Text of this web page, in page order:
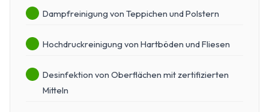
Dampfreinigung von Teppichen und Polstern
Hochdruckreinigung von Hartböden und Fliesen
Desinfektion von Oberflächen mit zertifizierten
Mitteln